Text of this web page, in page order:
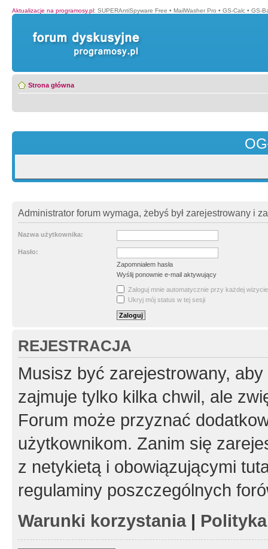
Aktualizacje na programosy.pl: SUPERAntiSpyware Free • MailWasher Pro • GS-Calc • GS-
Strona główna
Administrator forum wymaga, żebyś był zarejestrowany i
Nazwa użytkownika:
Hasło:
Zapomniałem hasła
Wyślij ponownie e-mail aktywujący
Zaloguj mnie automatycznie przy każdej wizycie
Ukryj mój status w tej sesji
REJESTRACJA
Musisz być zarejestrowany,
zajmuje tylko kilka chwil, ale
Forum może przyznać
użytkownikom. Zanim się
z netykietą i obowiązującymi
regulaminy poszczególnych
Warunki korzystania|